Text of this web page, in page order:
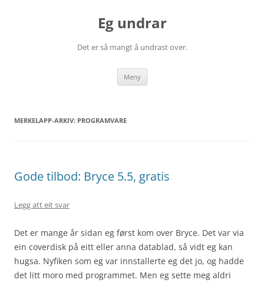
Eg undrar
Det er så mangt å undrast over.
Meny Gå
innhaldet
MERKELAPP-ARKIV: PROGRAMVARE
Gode tilbod: Bryce 5.5, gratis
Legg att eit svar
Det er mange år sidan eg først kom over Bryce. Det var via
ein coverdisk på eitt eller anna datablad, så vidt eg kan
hugsa. Nyfiken som eg var innstallerte eg det jo, og hadde
det litt moro med programmet. Men eg sette meg aldri